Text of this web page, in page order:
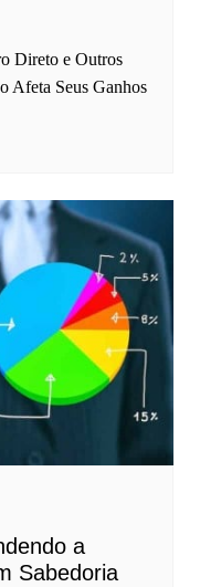
Direto e Outros
Afeta Seus Ganhos
a
Sabedoria